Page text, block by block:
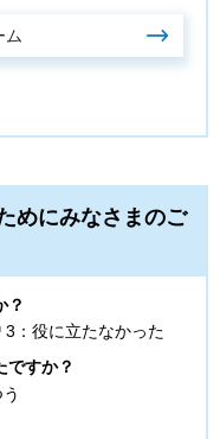
めにみなさまのご
？
3：役に立たなかった
ですか？